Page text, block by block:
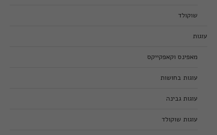
שוקולד
עוגות
מאפינס וקאפקייקס
עוגות בחושות
עוגות גבינה
עוגות שוקולד